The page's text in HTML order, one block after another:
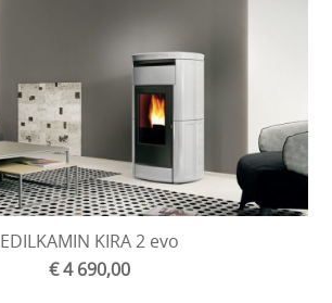
EDILKAMIN KIRA 2 evo
€ 4 690,00